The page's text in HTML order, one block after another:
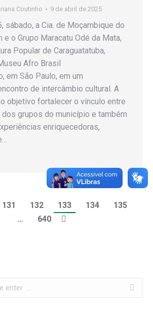
Coutinho 9 de abril de 2025
sábado, a Cia. de Moçambique do
o Grupo Maracatu Odé da Mata,
Popular de Caraguatatuba,
Afro Brasil
em São Paulo, em um
de intercâmbio cultural. A
objetivo fortalecer o vínculo entre
grupos do município e também
enriquecedoras,
131 132 133 134
135
…
640